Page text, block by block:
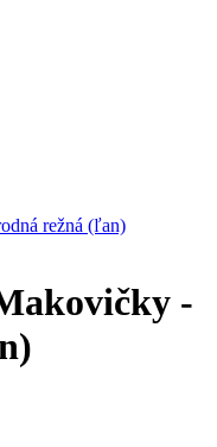
režná (ľan)
-